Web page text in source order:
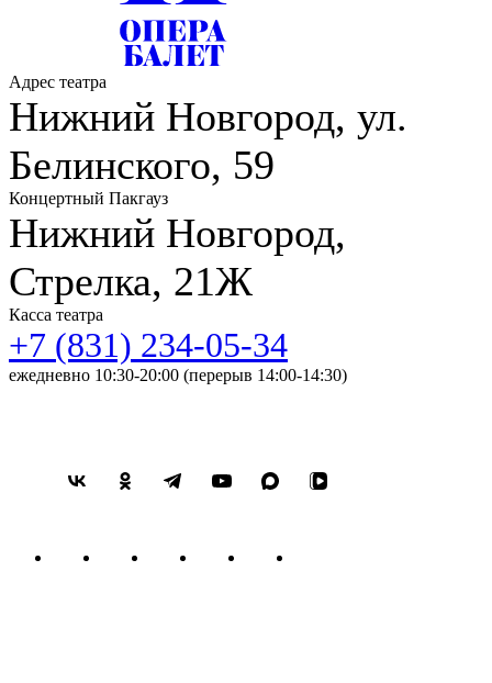
Адрес театра
Нижний Новгород, ул.
Белинского, 59
Концертный Пакгауз
Нижний Новгород,
Стрелка, 21Ж
Касса театра
+7 (831) 234-05-34
ежедневно 10:30-20:00 (перерыв 14:00-14:30)